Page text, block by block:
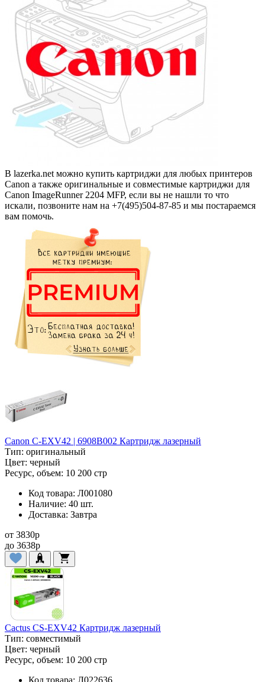
В lazerka.net можно купить картриджи для любых принтеров
Canon а также оригинальные и совместимые картриджи для
Canon ImageRunner 2204 MFP, если вы не нашли то что
искали, позвоните нам на +7(495)504-87-85 и мы постараемся
вам помочь.
Canon C-EXV42 | 6908B002 Картридж лазерный
Тип: оригинальный
Цвет: черный
Ресурс, объем: 10 200 стр
Код товара: Л001080
Наличие: 40 шт.
Доставка: Завтра
от 3830p
до 3638p
Cactus CS-EXV42 Картридж лазерный
Тип: совместимый
Цвет: черный
Ресурс, объем: 10 200 стр
Код товара: Л022636